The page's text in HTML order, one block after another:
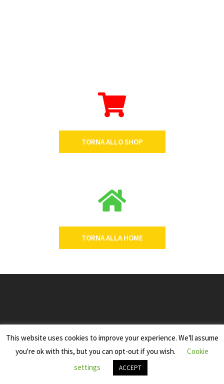
TORNA ALLO SHOP
TORNA ALLA HOME
This website uses cookies to improve your experience. We'll assume
you're ok with this, but you can opt-out if you wish.
Cookie
settings
ACCEPT